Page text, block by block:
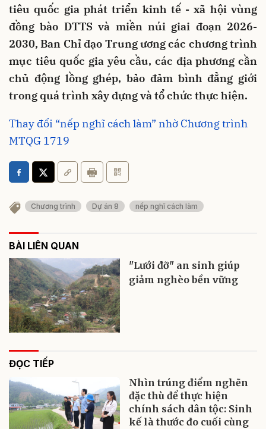
tiêu quốc gia phát triển kinh tế - xã hội vùng
đồng bào DTTS và miền núi giai đoạn 2026-
2030, Ban Chỉ đạo Trung ương các chương trình
mục tiêu quốc gia yêu cầu, các địa phương cần
chủ động lồng ghép, bảo đảm bình đẳng giới
trong quá trình xây dựng và tổ chức thực hiện.
Thay đổi “nếp nghĩ cách làm” nhờ Chương trình
MTQG 1719
Chương trình Dự án 8 nếp nghĩ cách làm
BÀI LIÊN QUAN
"Lưới đỡ" an sinh giúp
giảm nghèo bền vững
ĐỌC TIẾP
Nhìn trúng điểm nghẽn
đặc thù để thực hiện
chính sách dân tộc: Sinh
kế là thước đo cuối cùng